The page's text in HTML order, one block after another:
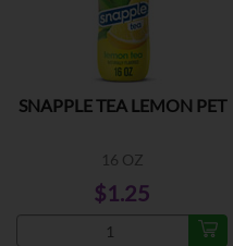
SNAPPLE TEA LEMON PET
16 OZ
$1.25